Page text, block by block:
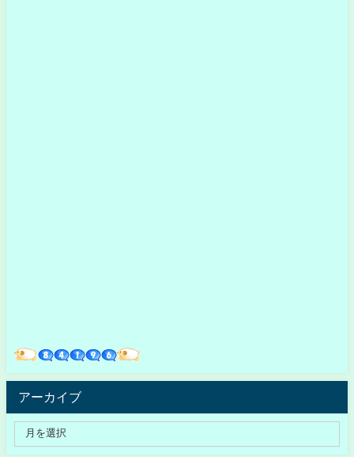
アーカイブ